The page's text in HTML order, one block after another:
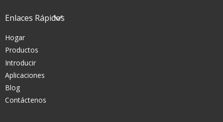
Enlaces Rápidos
Hogar
Productos
Introducir
Aplicaciones
Blog
Contáctenos